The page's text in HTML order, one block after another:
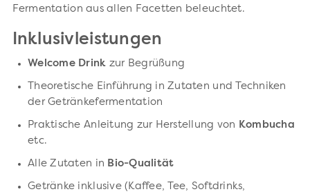
Fermentation aus allen Facetten beleuchtet.
Inklusivleistungen
Welcome Drink zur Begrüßung
Theoretische Einführung in Zutaten und Techniken
der Getränkefermentation
Praktische Anleitung zur Herstellung von Kombucha
etc.
Alle Zutaten in Bio-Qualität
Getränke inklusive (Kaffee, Tee, Softdrinks,